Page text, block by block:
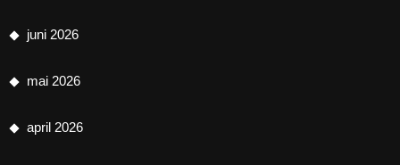
juni 2026
mai 2026
april 2026